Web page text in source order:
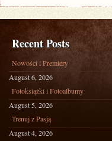
Recent Posts
Nowości i Premiery
August 6, 2026
Fotoksiążki i Fotoalbumy
August 5, 2026
Trenuj z Pasją
August 4, 2026